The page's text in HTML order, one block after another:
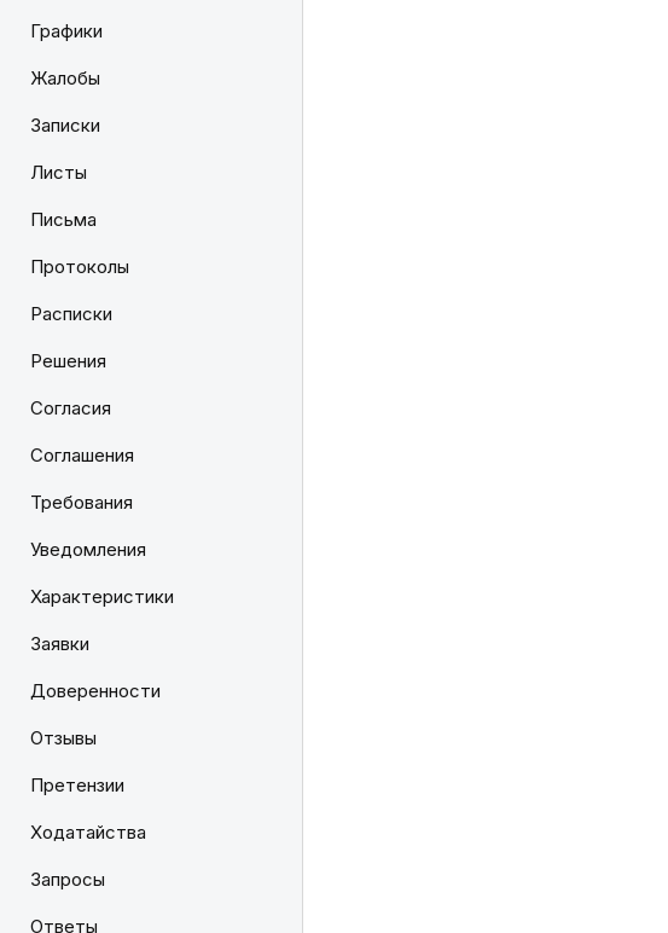
Графики
Жалобы
Записки
Листы
Письма
Протоколы
Расписки
Решения
Согласия
Соглашения
Требования
Уведомления
Характеристики
Заявки
Доверенности
Отзывы
Претензии
Ходатайства
Запросы
Ответы